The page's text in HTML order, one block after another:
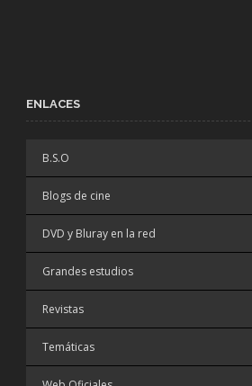
ENLACES
B.S.O
Blogs de cine
DVD y Bluray en la red
Grandes estudios
Revistas
Temáticas